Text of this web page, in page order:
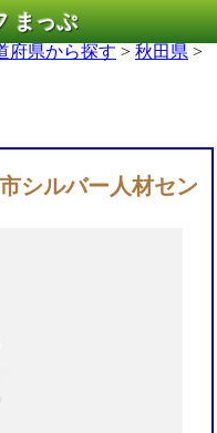
まっぷ
府県から探す > 秋田県 >
シルバー人材セン